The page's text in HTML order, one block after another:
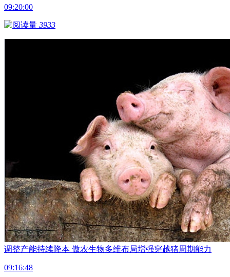
09:20:00
3933
调整产能持续降本 傲农生物多维布局增强穿越猪周期能力
09:16:48